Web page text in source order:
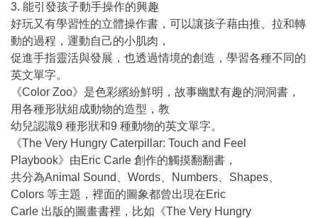
3. 能引發孩子動手操作的興趣
好玩又有學習性的立體操作書，可以讓孩子藉由推、拉和轉
動的過程，運動自己的小肌肉，
促進手指靈活與發展，也透過情境的創造，學習各種不同的
英文單字。
《Color Zoo》是色彩繽紛鮮明，故事幽默有趣的洞洞書，
用各種形狀組成動物的造型，教
幼兒認識9 種形狀和9 種動物的英文單字。
《The Very Hungry Caterpillar: Touch and Feel
Playbook》由Eric Carle 創作的觸摸翻翻書，
共分為Animal Sound、Words、Numbers、Shapes、
Colors 等主題，裡面的圖象都曾出現在Eric
Carle 出版的圖畫書裡，比如《The Very Hungry